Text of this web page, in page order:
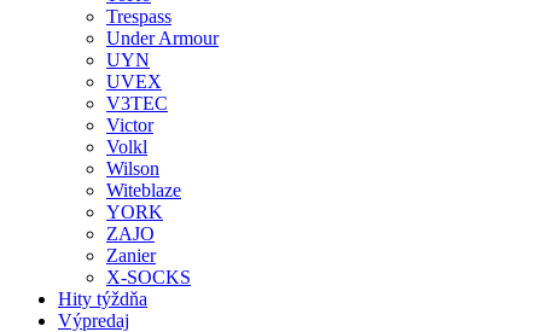
Trespass
Under Armour
UYN
UVEX
V3TEC
Victor
Volkl
Wilson
Witeblaze
YORK
ZAJO
Zanier
X-SOCKS
Hity týždňa
Výpredaj